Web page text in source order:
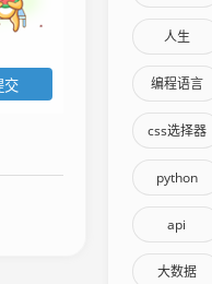
人生
编程语言
css选择器
python
api
大数据